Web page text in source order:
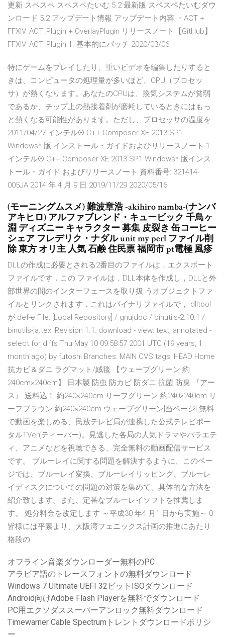
更新 スペスペ スペスペたいむ 5.2 最新版 スペスペたいむダウ
ンロード 5.2 アップデート情報 アップデート内容 ・ACT +
FFXIV_ACT_Plugin + OverlayPlugin リリースノート【GitHub】
FFXIV_ACT_Plugin 1. 基本的にパッチ 2020/03/06
特にゲームをプレイしたり、重いビデオを編集したりすると
きは、コンピュータの処理量が多いほど、CPU（プロセッ
サ）が熱くなります。あなたのCPUは、換気システムが貧弱
であるか、チップ上の熱接着剤が磨耗しているときにはもっ
と熱くなる可能性があります。ただし、プロセッサの温度を
2011/04/27 インテル® C++ Composer XE 2013 SP1
Windows* 版 インストール・ガイドおよびリリースノート 1
インテル® C++ Composer XE 2013 SP1 Windows* 版インス
トール・ガイド およびリリースノート 資料番号: 321414-
005JA 2014 年 4 月 9 日 2019/11/29 2020/05/16
(モーニングムスメ) 難波章浩 -akihiro namba-(ナンバ
アキヒロ) アルファブレンド・キュービック 千鳥ヶ
淵 ディズニー キャラクター 募集 皮裂き 缶コーヒー
シェア フレデリク・ナダル unit my perl ファイル削
除 東方 オリ主 人気 石鹸 住民票 福岡市 pt電極 風疹
DLLの作成に必要とされる2番目のファイルは，エクスポート
ファイルです．この ファイルは，DLL本体を作成し，DLLと外
部世界の間のインターフェースを取り扱 うオブジェクトファ
イルとリンクされます．これはバイナリファイルで， dlltool
が.def-e File: [Local Repository] / gnujdoc / binutils-2.10.1 /
binutils-ja.texi Revision 1.1: download - view: text, annotated -
select for diffs Thu May 10 09:58:57 2001 UTC (19 years, 1
month ago) by futoshi Branches: MAIN CVS tags: HEAD Home
抗カビ＆ダニ ラグマット/絨毯 【ウェーブグリーン 約
240cm×240cm】 日本製 防虫 防カビ 防ダニ 抗菌 防臭 『アー
ス』 送料込！ 約240×240cm リーフグリーン 約240×240cm リ
ーフブラウン 約240×240cm ウェーブグリーン[当ページ] 無料
で動画を楽しめる、民放テレビ局が連携した公式テレビポー
タルTVer(ティーバー)。見逃した各局の人気ドラマやバラエテ
ィ、アニメなどを視聴できる、完全無料の動画配信サービス
です。 ブルーレイに関する問題を解決するように、このペー
ジでは、ブルーレイ変換、ブルーレイリッピング、ブルーレ
イディスクについての問題の対策を集めて、具体的な方法を
紹介致します。また、定番なブルーレイソフトを推薦しま
す。 処分料金を改定します ～平成30 年4 月1 日から実施～ 0
皆様には平素より、大阪湾フェニックス計画の推進にあたり
格段の
オフライン音楽ダウンローダー無料のPC
アラビア語のトレースフォントの無料ダウンロード
Windows 7 Ultimate UEFI 32ビットISOダウンロード
Android向けAdobe Flash Playerを無料でダウンロード
PC用エクソダススーパーアンロック無料ダウンロード
Timewarner Cable Spectrumトレントダウンロードポリシ
ー